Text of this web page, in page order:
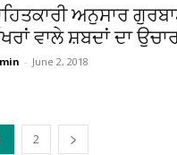
ਅਨੁਸਾਰ
ਵਾਲੇ ਸ਼ਬਦਾਂ ਦਾ
- June 2, 2018
2